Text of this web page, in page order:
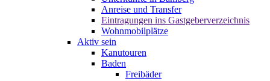
Anreise und Transfer
Eintragungen ins Gastgeberverzeichnis
Wohnmobilplätze
Aktiv sein
Kanutouren
Baden
Freibäder